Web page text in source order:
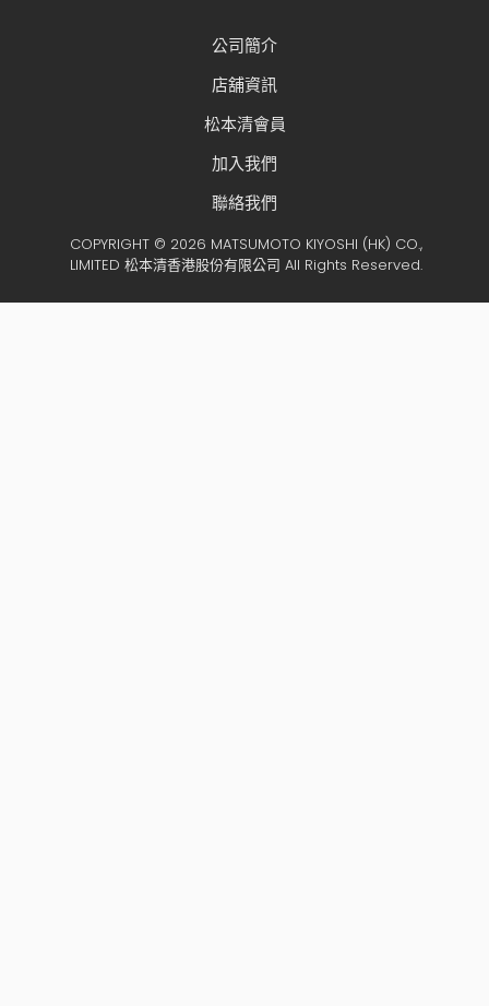
公司簡介
店舖資訊
松本清會員
加入我們
聯絡我們
COPYRIGHT © 2026 MATSUMOTO KIYOSHI (HK) CO.,
LIMITED 松本清香港股份有限公司 All Rights Reserved.